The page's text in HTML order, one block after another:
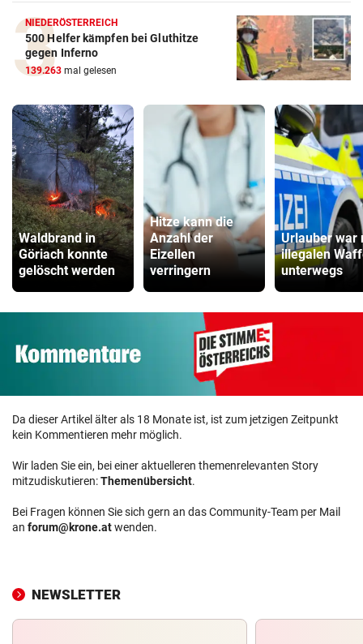
NIEDERÖSTERREICH
500 Helfer kämpfen bei Gluthitze
gegen Inferno
139.263 mal gelesen
Waldbrand in
Göriach konnte
gelöscht werden
Hitze kann die
Anzahl der
Eizellen
verringern
Urlauber war
illegalen
unterwegs
Da dieser Artikel älter als 18 Monate ist, ist zum jetzigen Zeitpunkt
kein Kommentieren mehr möglich.
Wir laden Sie ein, bei einer aktuelleren themenrelevanten Story
mitzudiskutieren:Themenübersicht.
Bei Fragen können Sie sich gern an das Community-Team per Mail
an forum@krone.atwenden.
NEWSLETTER